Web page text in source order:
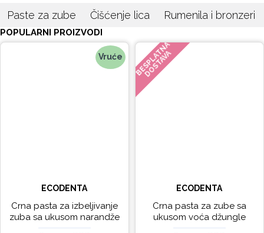
Paste za zube Čišćenje lica Rumenila i bronzeri
POPULARNI PROIZVODI
Vruće
ECODENTA
Crna pasta za izbeljivanje
zuba sa ukusom narandže
Ecodenta 100 ml
BESPLATNA
DOSTAVA
ECODENTA
Crna pasta za zube sa
ukusom voća džungle
Ecodenta 75 ml